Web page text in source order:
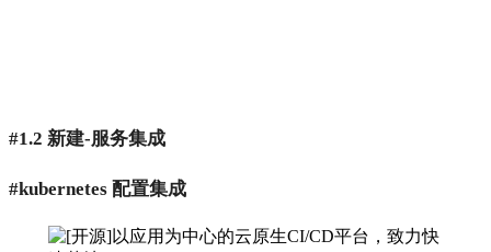
#1.2 新建-服务集成
#kubernetes 配置集成